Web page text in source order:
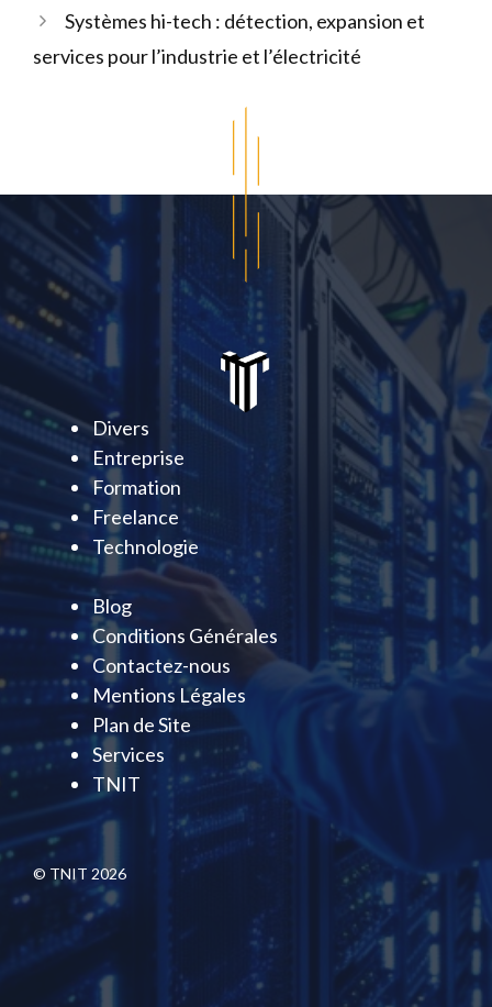
Systèmes hi-tech : détection, expansion et
services pour l’industrie et l’électricité
Divers
Entreprise
Formation
Freelance
Technologie
Blog
Conditions Générales
Contactez-nous
Mentions Légales
Plan de Site
Services
TNIT
© TNIT 2026